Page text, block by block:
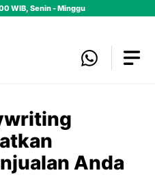
WIB, Senin - Minggu
Anda